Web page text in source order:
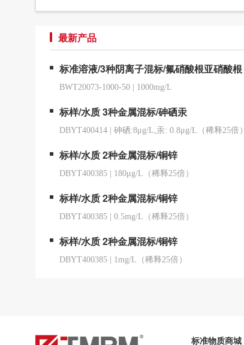
最新产品
标准溶液/3种阴离子混标/氟硝酸根亚硝酸根
BWT20073-1000-50 1000mg/L
标样/水质 3种金属混标/砷硒汞
DBYT400414 砷硒:8μg/L,汞: 0.8μg/L（稀释25倍）
标样/水质 2种金属混标/铜锌
DBYT400385 180μg/L（稀释25倍）
标样/水质 2种金属混标/铜锌
DBYT400385 0.5mg/L（稀释25倍）
标样/水质 2种金属混标/铜锌
DBYT400385 1mg/L（稀释25倍）
标准物质商城